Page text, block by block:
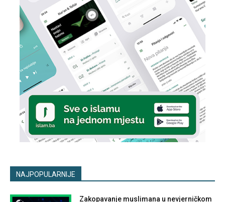
NAJPOPULARNIJE
Zakopavanje muslimana u nevjerničkom